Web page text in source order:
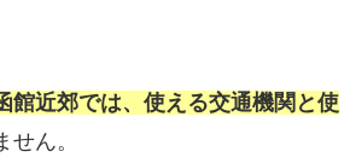
館近郊では、使える交通機関と使
ん。